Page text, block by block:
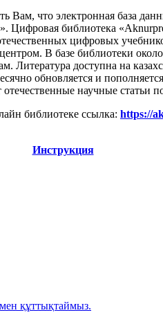
Вам, что электронная база
Цифровая библиотека
цифровых
В базе библиотеки
Литература доступна на
обновляется и
научные статьи
библиотеке ссылка: https://
Инструкция
құттықтаймыз.